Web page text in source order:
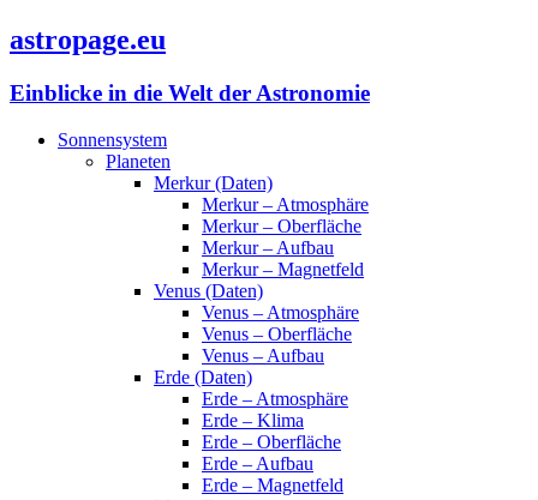
astropage.eu
Einblicke in die Welt der Astronomie
Sonnensystem
Planeten
Merkur (Daten)
Merkur – Atmosphäre
Merkur – Oberfläche
Merkur – Aufbau
Merkur – Magnetfeld
Venus (Daten)
Venus – Atmosphäre
Venus – Oberfläche
Venus – Aufbau
Erde (Daten)
Erde – Atmosphäre
Erde – Klima
Erde – Oberfläche
Erde – Aufbau
Erde – Magnetfeld